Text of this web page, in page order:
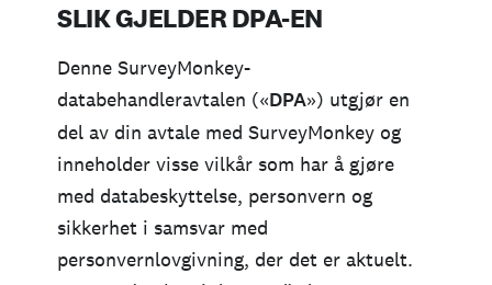
SLIK GJELDER DPA-EN
Denne SurveyMonkey-
databehandleravtalen («DPA») utgjør en
del av din avtale med SurveyMonkey og
inneholder visse vilkår som har å gjøre
med databeskyttelse, personvern og
sikkerhet i samsvar med
personvernlovgivning, der det er aktuelt.